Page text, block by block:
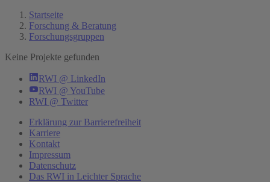
Startseite
Forschung & Beratung
Forschungsgruppen
Keine Projekte gefunden
RWI @ LinkedIn
RWI @ YouTube
RWI @ Twitter
Erklärung zur Barrierefreiheit
Karriere
Kontakt
Impressum
Datenschutz
Das RWI in Leichter Sprache